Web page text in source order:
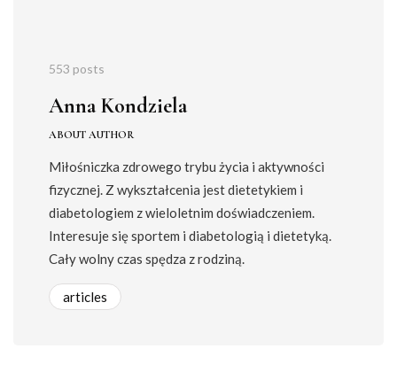
553 posts
Anna Kondziela
ABOUT AUTHOR
Miłośniczka zdrowego trybu życia i aktywności
fizycznej. Z wykształcenia jest dietetykiem i
diabetologiem z wieloletnim doświadczeniem.
Interesuje się sportem i diabetologią i dietetyką.
Cały wolny czas spędza z rodziną.
articles